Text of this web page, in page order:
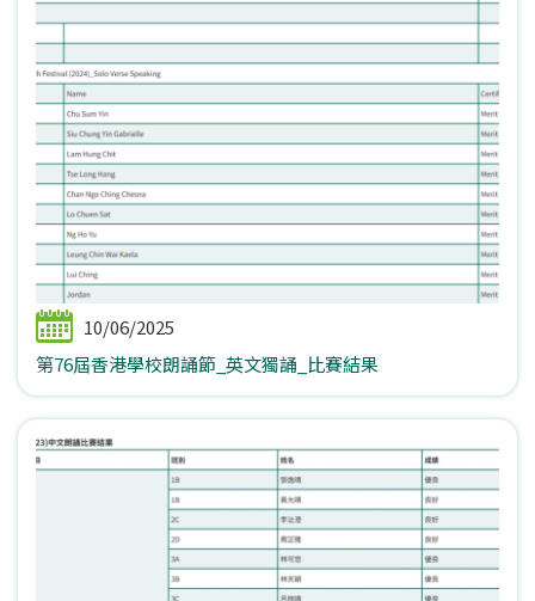
10/06/2025
第76屆香港學校朗誦節_英文獨誦_比賽結果